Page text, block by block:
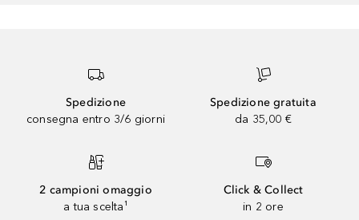
Spedizione
consegna entro 3/6 giorni
Spedizione gratuita
da 35,00 €
2 campioni omaggio
a tua scelta¹
Click & Collect
in 2 ore